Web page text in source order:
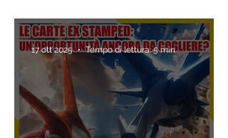
17 ott 2025 Tempo di lettura: 5 min